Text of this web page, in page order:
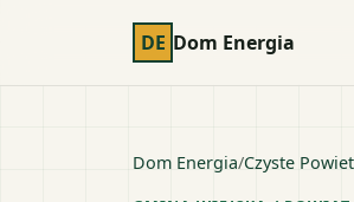
DE Dom Energia
Dom Energia/Czyste